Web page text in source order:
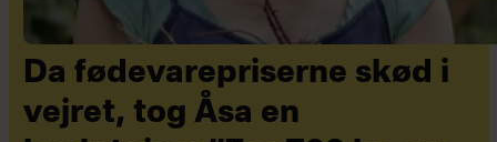
Da fødevarepriserne skød i
vejret, tog Åsa en